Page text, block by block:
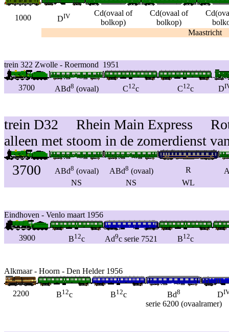
1000 DIV
Cd(ovaal of
bolkop)
Cd(ovaal of
bolkop)
Maastricht
trein 322 Zwolle - Roermond 1951
3700 ABd8 (ovaal) C12c C12c D
trein D32 Rhein Main Express
alleen met stoom in de zomerdienst
3700
ABd8 (ovaal) ABd8 (ovaal) R
NS
NS WL
Eindhoven - Venlo maart 1956
3900 B12c Ad9c serie 7521 B12c
Alkmaar - Hoorn - Den Helder 1956
2200 B12c B12c Bd8 D
serie 6200 (ovaalramer)